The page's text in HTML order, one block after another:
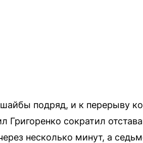
подряд, и к перерыву
Григоренко сократил
несколько минут, а